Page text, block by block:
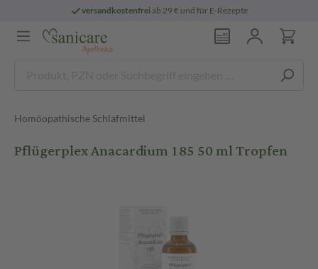
versandkostenfreiab 29 € und für E-Rezepte
Homöopathische Schlafmittel
Pflügerplex Anacardium 185 50 ml Tropfen